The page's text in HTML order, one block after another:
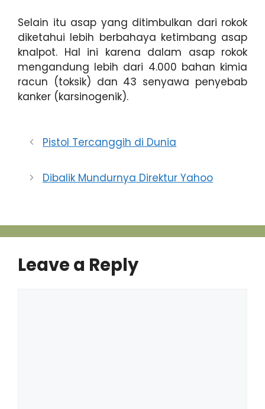
Selain itu asap yang ditimbulkan dari rokok
diketahui lebih berbahaya ketimbang asap
knalpot. Hal ini karena dalam asap rokok
mengandung lebih dari 4.000 bahan kimia
racun (toksik) dan 43 senyawa penyebab
kanker (karsinogenik).
Pistol Tercanggih di Dunia
Dibalik Mundurnya Direktur Yahoo
Leave a Reply